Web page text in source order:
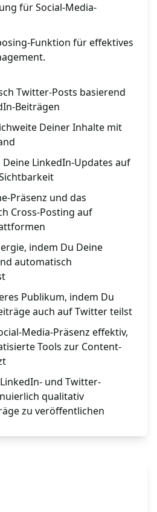
für Social-Media-
Funktion für effektives
Twitter-Posts basierend
Beiträgen
Deiner Inhalte mit
LinkedIn-Updates auf
Präsenz und das
Cross-Posting auf
indem Du Deine
automatisch
Publikum, indem Du
auch auf Twitter teilst
Media-Präsenz effektiv,
Tools zur Content-
und Twitter-
qualitativ
zu veröffentlichen